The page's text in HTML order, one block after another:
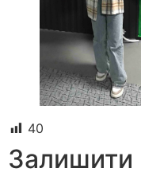
40
Залишити